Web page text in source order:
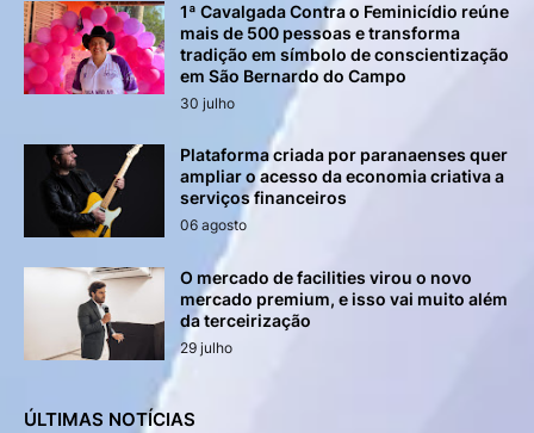
1ª Cavalgada Contra o Feminicídio reúne
mais de 500 pessoas e transforma
tradição em símbolo de conscientização
em São Bernardo do Campo
30 julho
Plataforma criada por paranaenses quer
ampliar o acesso da economia criativa a
serviços financeiros
06 agosto
O mercado de facilities virou o novo
mercado premium, e isso vai muito além
da terceirização
29 julho
ÚLTIMAS NOTÍCIAS